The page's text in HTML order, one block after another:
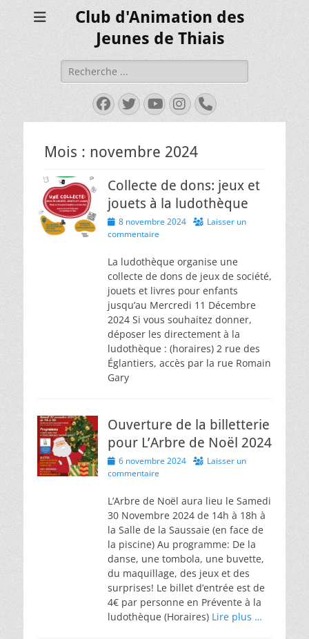
Club d'Animation des
Jeunes de Thiais
Rechercher :
Facebook
Twitter
YouTube
Instagram
Tél
Mois : novembre 2024
Collecte de dons: jeux et
jouets à la ludothèque
Posted
on
8 novembre 2024
Laisser un
commentaire
La ludothèque organise une
collecte de dons de jeux de société,
jouets et livres pour enfants
jusqu’au Mercredi 11 Décembre
2024 Si vous souhaitez donner,
déposer les directement à la
ludothèque : (horaires) 2 rue des
Églantiers, accès par la rue Romain
Gary
Ouverture de la billetterie
pour L’Arbre de Noël 2024
Posted
on
6 novembre 2024
Laisser un
commentaire
L’Arbre de Noël aura lieu le Samedi
30 Novembre 2024 de 14h à 18h à
la Salle de la Saussaie (en face de
la piscine) Au programme: De la
danse, une tombola, une buvette,
du maquillage, des jeux et des
surprises! Le billet d’entrée est de
4€ par personne en Prévente à la
ludothèque (Horaires) Lire plus …